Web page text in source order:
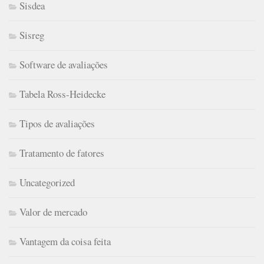
Sisdea
Sisreg
Software de avaliações
Tabela Ross-Heidecke
Tipos de avaliações
Tratamento de fatores
Uncategorized
Valor de mercado
Vantagem da coisa feita